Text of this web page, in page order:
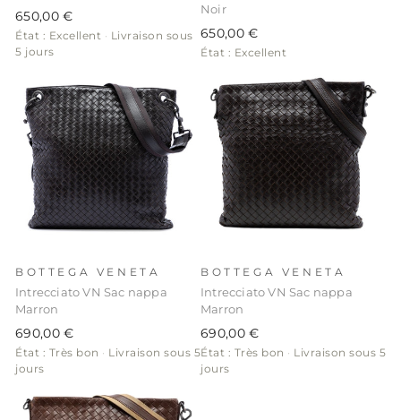
650,00 €
État : Excellent · Livraison sous
5 jours
Noir
650,00 €
État : Excellent
BOTTEGA VENETA
Intrecciato VN Sac nappa
Marron
690,00 €
État : Très bon · Livraison sous 5
jours
BOTTEGA VENETA
Intrecciato VN Sac nappa
Marron
690,00 €
État : Très bon · Livraison sous 5
jours